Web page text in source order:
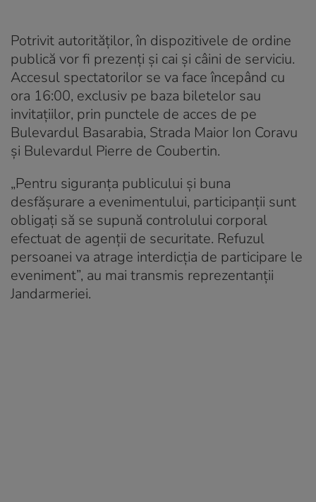
Potrivit autorităților, în dispozitivele de ordine
publică vor fi prezenți și cai și câini de serviciu.
Accesul spectatorilor se va face începând cu
ora 16:00, exclusiv pe baza biletelor sau
invitațiilor, prin punctele de acces de pe
Bulevardul Basarabia, Strada Maior Ion Coravu
și Bulevardul Pierre de Coubertin.
„Pentru siguranţa publicului şi buna
desfăşurare a evenimentului, participanţii sunt
obligaţi să se supună controlului corporal
efectuat de agenţii de securitate. Refuzul
persoanei va atrage interdicţia de participare le
eveniment”, au mai transmis reprezentanții
Jandarmeriei.